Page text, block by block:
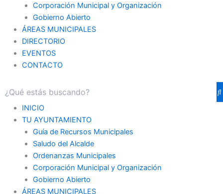
Corporación Municipal y Organización
Gobierno Abierto
ÁREAS MUNICIPALES
DIRECTORIO
EVENTOS
CONTACTO
INICIO
TU AYUNTAMIENTO
Guía de Recursos Municipales
Saludo del Alcalde
Ordenanzas Municipales
Corporación Municipal y Organización
Gobierno Abierto
ÁREAS MUNICIPALES